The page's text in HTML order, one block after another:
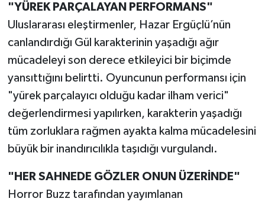
"YÜREK PARÇALAYAN PERFORMANS"
Uluslararası eleştirmenler, Hazar Ergüçlü’nün
canlandırdığı Gül karakterinin yaşadığı ağır
mücadeleyi son derece etkileyici bir biçimde
yansıttığını belirtti. Oyuncunun performansı için
"yürek parçalayıcı olduğu kadar ilham verici"
değerlendirmesi yapılırken, karakterin yaşadığı
tüm zorluklara rağmen ayakta kalma mücadelesini
büyük bir inandırıcılıkla taşıdığı vurgulandı.
"HER SAHNEDE GÖZLER ONUN ÜZERİNDE"
Horror Buzz tarafından yayımlanan